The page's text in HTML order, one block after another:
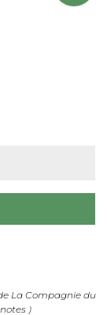
La Compagnie du
notes )